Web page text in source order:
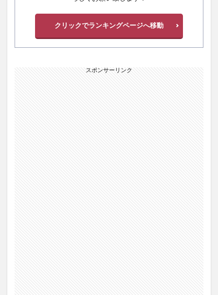
クリックでランキングページへ移動
スポンサーリンク